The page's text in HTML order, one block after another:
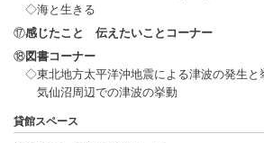
◇海と生きる
⑰感じたこと 伝えたいことコーナー
⑱図書コーナー
◇東北地方太平洋沖地震による津波の発生と
気仙沼周辺での津波の挙動
貸館スペース